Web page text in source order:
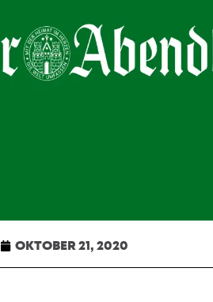
OKTOBER 21, 2020